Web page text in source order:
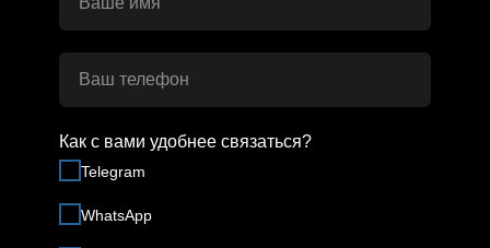
Как с вами удобнее связаться?
Telegram
WhatsApp